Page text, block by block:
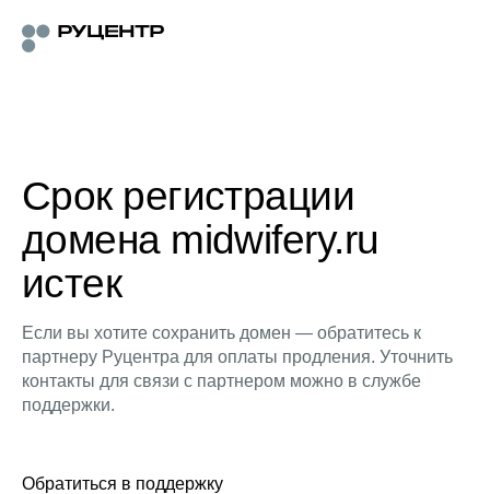
Срок регистрации
домена midwifery.ru
истек
Если вы хотите сохранить домен — обратитесь к
партнеру Руцентра для оплаты продления. Уточнить
контакты для связи с партнером можно в службе
поддержки.
Обратиться в поддержку